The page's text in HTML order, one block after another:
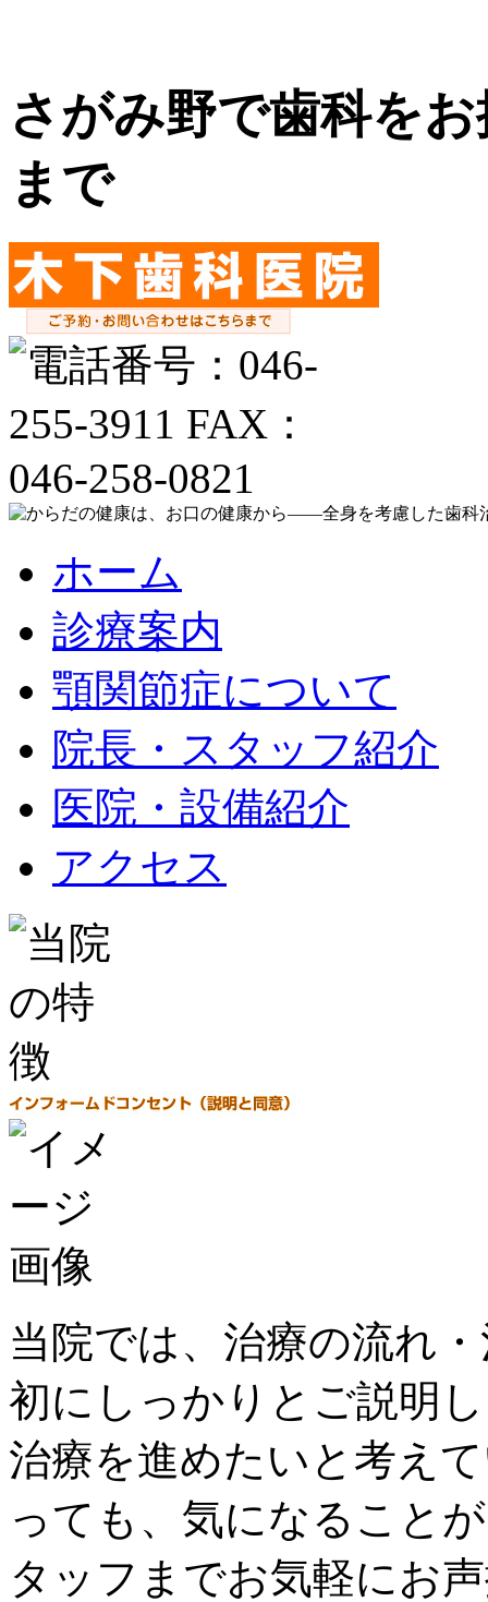
さがみ野で歯科を
まで
ホーム
診療案内
顎関節症について
院長・スタッフ紹介
医院・設備紹介
アクセス
当院では、治療の流れ
初にしっかりとご説明
治療を進めたいと考え
っても、気になること
タッフまでお気軽にお